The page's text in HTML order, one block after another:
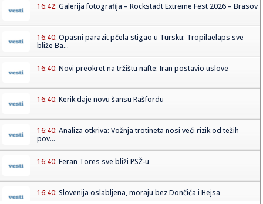
16:42: Galerija fotografija – Rockstadt Extreme Fest 2026 – Brasov
16:40: Opasni parazit pčela stigao u Tursku: Tropilaelaps sve
bliže Ba...
16:40: Novi preokret na tržištu nafte: Iran postavio uslove
16:40: Kerik daje novu šansu Rašfordu
16:40: Analiza otkriva: Vožnja trotineta nosi veći rizik od težih
pov...
16:40: Feran Tores sve bliži PSŽ-u
16:40: Slovenija oslabljena, moraju bez Dončića i Hejsa